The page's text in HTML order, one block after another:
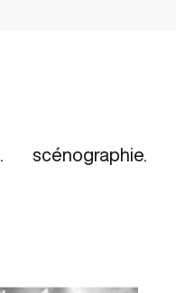
scénographie.